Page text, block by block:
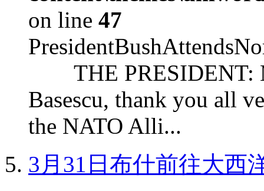
on line 47
THE PRESIDENT:
Basescu, thank you all
the NATO Alli...
3月31日布什前往大西